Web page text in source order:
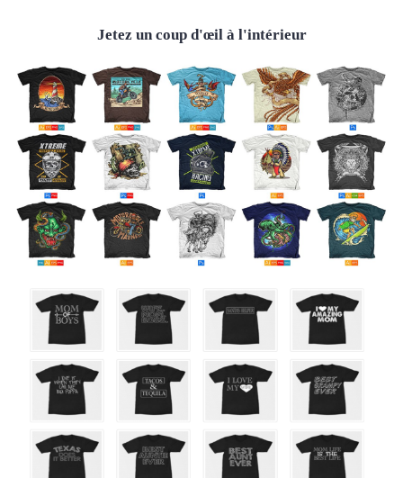
Jetez un coup d'œil à l'intérieur